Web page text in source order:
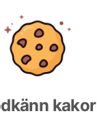
Ledare
kakor